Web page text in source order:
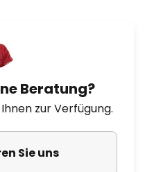
Beratung?
zur Verfügung.
Sie uns